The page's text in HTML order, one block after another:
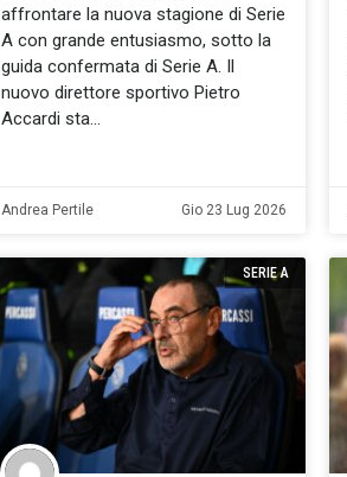
affrontare la nuova stagione di Serie
A con grande entusiasmo, sotto la
guida confermata di Serie A. Il
nuovo direttore sportivo Pietro
Accardi sta
Andrea Pertile Gio 23 Lug 2026
SERIE A